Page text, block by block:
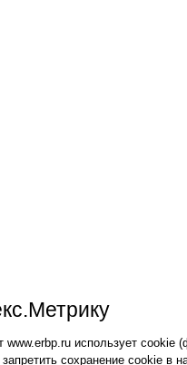
использует
сохранение cookie в